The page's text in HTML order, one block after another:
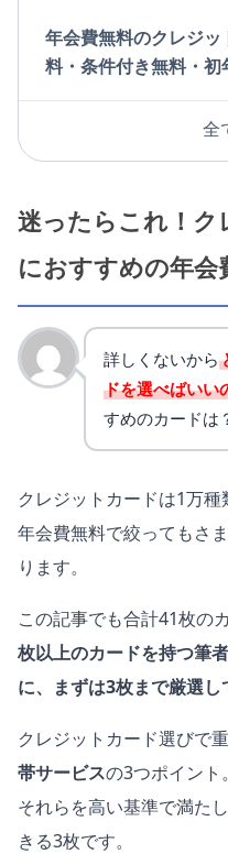
記事を執筆するライター
ドを熟知したライターを
のライターが1つの記事
弊社では、日本を代表
起こすことがないよう
ためにも、校正・校閲の
の関係者が遵守し、公
営の目的として運営され
一部が当社に還元され
れが商品の紹介や評価
りません。
年会費無料のクレジ
料・条件付き無料・初
全
迷ったらこれ！ク
におすすめの年会
詳しくないから
ドを選べばいい
すめのカードは
クレジットカードは1万種
年会費無料で絞ってもさ
ります。
この記事でも合計41枚の
枚以上のカードを持つ筆
に、まずは3枚まで厳選
クレジットカード選びで重
帯サービスの3つポイント
それらを高い基準で満た
きる3枚です。